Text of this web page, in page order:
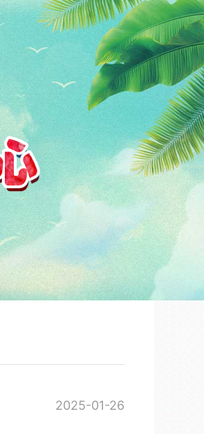
2025-01-26